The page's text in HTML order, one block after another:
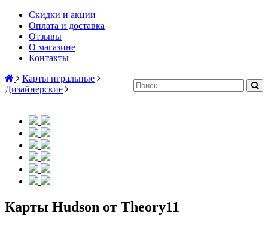
Скидки и акции
Оплата и доставка
Отзывы
О магазине
Контакты
Карты игральные
Дизайнерские
Карты Hudson от Theory11